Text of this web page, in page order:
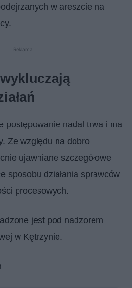
w areszcie na
Reklama
postępowanie nadal trwa i ma
Ze względu na dobro
ujawniane szczegółowe
sposobu działania sprawców
procesowych.
jest pod nadzorem
w Kętrzynie.